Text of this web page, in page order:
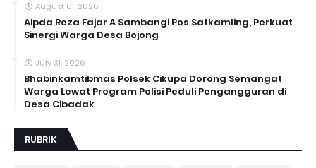
August 01, 2026
Aipda Reza Fajar A Sambangi Pos Satkamling, Perkuat
Sinergi Warga Desa Bojong
July 31, 2026
Bhabinkamtibmas Polsek Cikupa Dorong Semangat
Warga Lewat Program Polisi Peduli Pengangguran di
Desa Cibadak
RUBRIK